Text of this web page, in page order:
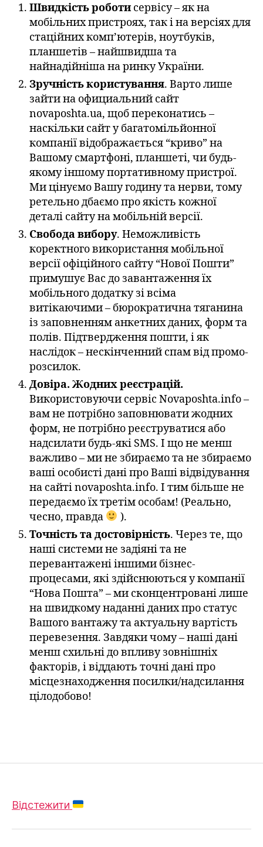
Швидкість роботисервісу – як на
мобільних пристроях, так і на версіях для
стаційних комп’ютерів, ноутбуків,
планшетів – найшвидша та
найнадійніша на ринку України.
Зручність користування. Варто лише
зайти на официальний сайт
novaposhta.ua, щоб переконатись –
наскільки сайт у багатомільйонної
компанії відображається “криво” на
Вашому смартфоні, планшеті, чи будь-
якому іншому портативному пристрої.
Ми цінуємо Вашу годину та нерви, тому
ретельно дбаємо про якість кожної
деталі сайту на мобільній версії.
Свобода вибору. Неможливість
коректного використання мобільної
версії офіційного сайту “Нової Пошти”
примушує Вас до завантаження їх
мобільного додатку зі всіма
витікаючими – бюрократична тяганина
із заповненням анкетних даних, форм та
полів. Підтвердження пошти, і як
наслідок – нескінченний спам від промо-
розсилок.
Довіра. Жодних реєстрацій.
Використовуючи сервіс Novaposhta.info –
вам не потрібно заповнювати жодних
форм, не потрібно реєструватися або
надсилати будь-які SMS. І що не менш
важливо – ми не збираємо та не збираємо
ваші особисті дані про Ваші відвідування
на сайті novaposhta.info. І тим більше не
передаємо їх третім особам! (Реально,
чесно, правда
).
Точність та достовірність. Через те, що
наші системи не задіяні та не
перевантажені іншими бізнес-
процесами, які здійснюються у компанії
“Нова Пошта” – ми сконцентровані лише
на швидкому наданні даних про статус
Вашого вантажу та актуальну вартість
перевезення. Завдяки чому – наші дані
менш схильні до впливу зовнішніх
факторів, і віддають точні дані про
місцезнаходження посилки/надсилання
цілодобово!
Відстежити